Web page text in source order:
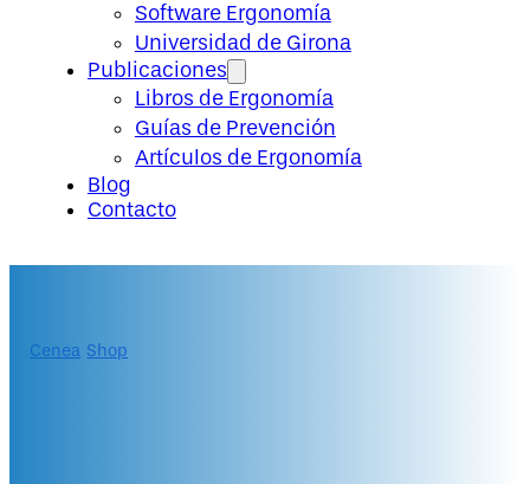
Software Ergonomía
Universidad de Girona
Publicaciones
Libros de Ergonomía
Guías de Prevención
Artículos de Ergonomía
Blog
Contacto
Cenea Shop